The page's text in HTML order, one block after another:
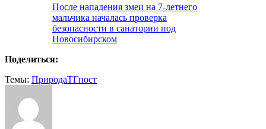
После нападения змеи на 7-летнего
мальчика началась проверка
безопасности в санатории под
Новосибирском
Поделиться:
Темы: ПриродаТГпост